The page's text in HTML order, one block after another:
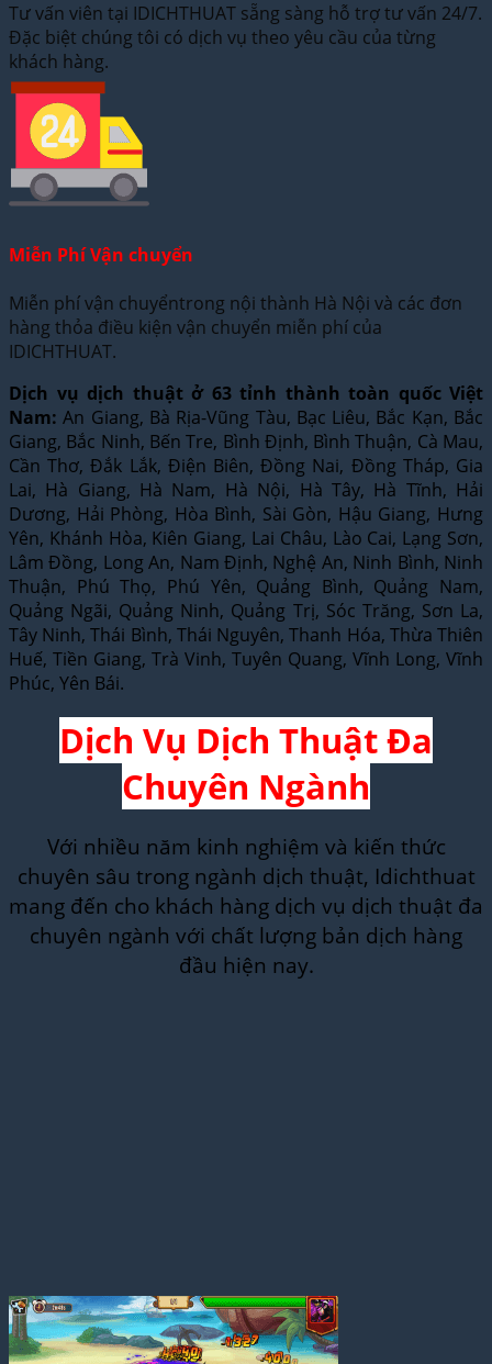
Tư vấn viên tại IDICHTHUAT sẵng sàng hỗ trợ tư vấn 24/7.
Đặc biệt chúng tôi có dịch vụ theo yêu cầu của từng
khách hàng.
Miễn Phí Vận chuyển
Miễn phí vận chuyểntrong nội thành Hà Nội và các đơn
hàng thỏa điều kiện vận chuyển miễn phí của
IDICHTHUAT.
Dịch vụ dịch thuật ở 63 tỉnh thành toàn quốc Việt
Nam: An Giang, Bà Rịa-Vũng Tàu, Bạc Liêu, Bắc Kạn, Bắc
Giang, Bắc Ninh, Bến Tre, Bình Định, Bình Thuận, Cà Mau,
Cần Thơ, Đắk Lắk, Điện Biên, Đồng Nai, Đồng Tháp, Gia
Lai, Hà Giang, Hà Nam, Hà Nội, Hà Tây, Hà Tĩnh, Hải
Dương, Hải Phòng, Hòa Bình, Sài Gòn, Hậu Giang, Hưng
Yên, Khánh Hòa, Kiên Giang, Lai Châu, Lào Cai, Lạng Sơn,
Lâm Đồng, Long An, Nam Định, Nghệ An, Ninh Bình, Ninh
Thuận, Phú Thọ, Phú Yên, Quảng Bình, Quảng Nam,
Quảng Ngãi, Quảng Ninh, Quảng Trị, Sóc Trăng, Sơn La,
Tây Ninh, Thái Bình, Thái Nguyên, Thanh Hóa, Thừa Thiên
Huế, Tiền Giang, Trà Vinh, Tuyên Quang, Vĩnh Long, Vĩnh
Phúc, Yên Bái.
Dịch Vụ Dịch Thuật Đa
Chuyên Ngành
Với nhiều năm kinh nghiệm và kiến thức
chuyên sâu trong ngành dịch thuật, Idichthuat
mang đến cho khách hàng dịch vụ dịch thuật đa
chuyên ngành với chất lượng bản dịch hàng
đầu hiện nay.